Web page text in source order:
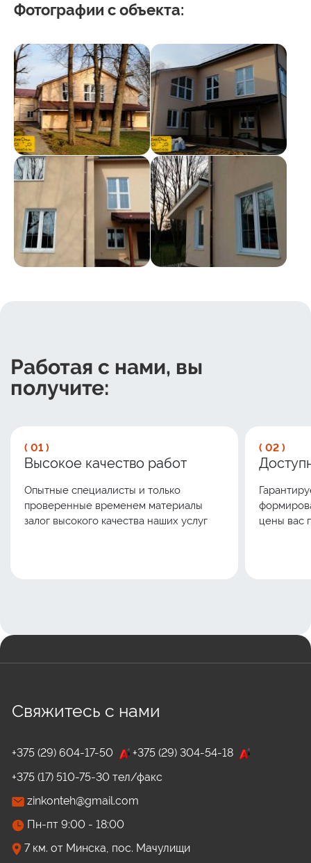
Фотографии с объекта:
Работая с нами, вы
получите:
( 01 )
Высокое качество работ
Опытные специалисты и только
проверенные временем материалы
залог высокого качества наших услуг
( 02 )
цены вас
Свяжитесь с нами
+375 (29) 604-17-50
+375 (29) 304-54-18
+375 (17) 510-75-30 тел/факс
zinkonteh@gmail.com
Пн-пт 9:00 - 18:00
7 км. от Минска, пос. Мачулищи